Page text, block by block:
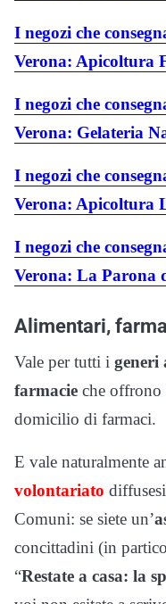
I negozi che
Verona: Apicoltura
I negozi che
Verona: Gelateria
I negozi che
Verona: Apicoltura
I negozi che
Verona: La Parona
Alimentari,
Vale per tutti i generi
farmacie che offrono
domicilio di farmaci.
E vale naturalmente
volontariato
Comuni: se siete un’
concittadini (in
“Restate a casa: la